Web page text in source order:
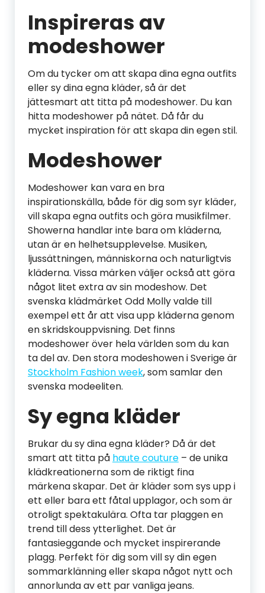
Inspireras av
modeshower
Om du tycker om att skapa dina egna outfits
eller sy dina egna kläder, så är det
jättesmart att titta på modeshower. Du kan
hitta modeshower på nätet. Då får du
mycket inspiration för att skapa din egen stil.
Modeshower
Modeshower kan vara en bra
inspirationskälla, både för dig som syr kläder,
vill skapa egna outfits och göra musikfilmer.
Showerna handlar inte bara om kläderna,
utan är en helhetsupplevelse. Musiken,
ljussättningen, människorna och naturligtvis
kläderna. Vissa märken väljer också att göra
något litet extra av sin modeshow. Det
svenska klädmärket Odd Molly valde till
exempel ett år att visa upp kläderna genom
en skridskouppvisning. Det finns
modeshower över hela världen som du kan
ta del av. Den stora modeshowen i Sverige är
Stockholm Fashion week, som samlar den
svenska modeeliten.
Sy egna kläder
Brukar du sy dina egna kläder? Då är det
smart att titta på haute couture – de unika
klädkreationerna som de riktigt fina
märkena skapar. Det är kläder som sys upp i
ett eller bara ett fåtal upplagor, och som är
otroligt spektakulära. Ofta tar plaggen en
trend till dess ytterlighet. Det är
fantasieggande och mycket inspirerande
plagg. Perfekt för dig som vill sy din egen
sommarklänning eller skapa något nytt och
annorlunda av ett par vanliga jeans.